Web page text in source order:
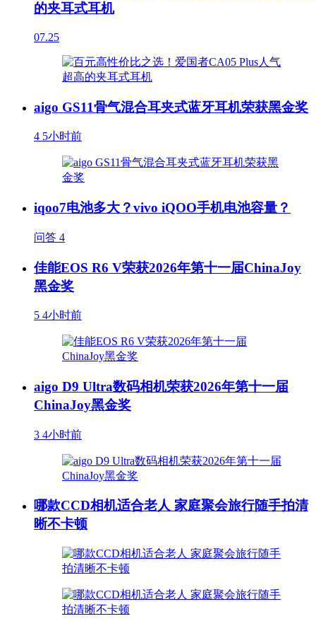
的夹耳式耳机
07.25
aigo GS11骨气混合耳夹式蓝牙耳机荣获黑金奖
4 5小时前
iqoo7电池多大？vivo iQOO手机电池容量？
问答 4
佳能EOS R6 V荣获2026年第十一届ChinaJoy
黑金奖
5 4小时前
aigo D9 Ultra数码相机荣获2026年第十一届
ChinaJoy黑金奖
3 4小时前
哪款CCD相机适合老人 家庭聚会旅行随手拍清
晰不卡顿